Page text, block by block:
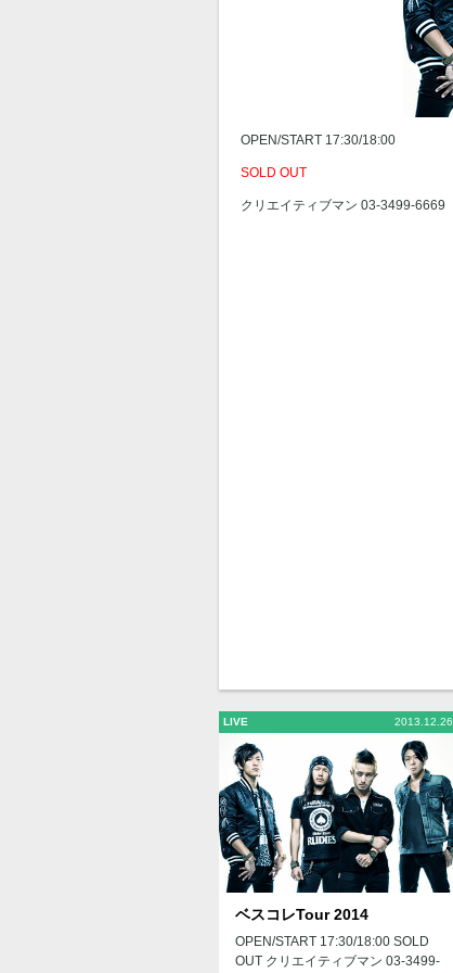
OPEN/START 17:30/18:00
SOLD OUT
クリエイティブマン 03-3499-6669
LIVE 2013.12.26
ベスコレTour 2014
OPEN/START 17:30/18:00 SOLD
OUT クリエイティブマン 03-3499-